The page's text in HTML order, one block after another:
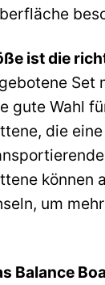
ist die
Set
gute Wahl
die
können
um
Balance